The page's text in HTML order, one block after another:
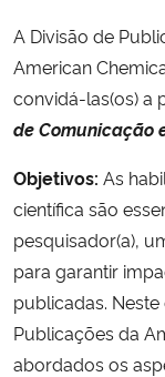
Ministério de Minas e
Ministério da Ciência,
Ministério do Turismo
Ministério do
Controladoria-Geral da
A Divisão de
American
convidá-las(os) a
de Comunicação
Objetivos: As
científica são
pesquisador(a),
para garantir
publicadas.
Publicações da
abordados os